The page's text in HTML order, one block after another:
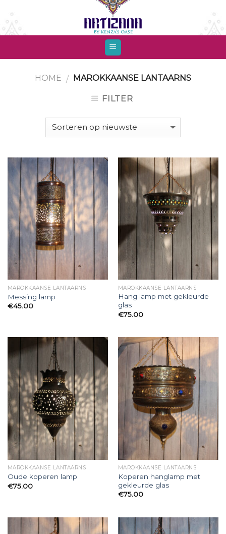
to
content
HOME / MAROKKAANSE LANTAARNS
FILTER
MAROKKAANSE LANTAARNS
Messing lamp
€45.00
MAROKKAANSE LANTAARNS
Hang lamp met gekleurde
glas
€75.00
MAROKKAANSE LANTAARNS
Oude koperen lamp
€75.00
MAROKKAANSE LANTAARNS
Koperen hanglamp met
gekleurde glas
€75.00